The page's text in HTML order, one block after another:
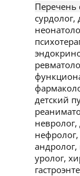
Перечень
сурдолог,
детский
невролог,
нефролог,
андролог,
уролог,